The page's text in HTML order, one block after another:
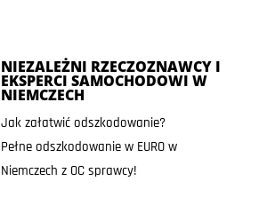
NIEZALEŻNI RZECZOZNAWCY I
EKSPERCI SAMOCHODOWI W
NIEMCZECH
Jak załatwić odszkodowanie?
Pełne odszkodowanie w EURO w
Niemczech z OC sprawcy!